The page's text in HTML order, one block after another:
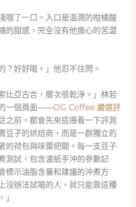
啜了一口。入口是溫潤的柑橘酸
的甜感，完全沒有他擔心的苦澀
？好好喝。」他忍不住問。
比亞古吉，層次很乾淨。」林若
一個頁面——OG Coffee 嚴選評
之前，都會先來這邊看一下評測
豆子的烘焙商，而是一群獨立的
的荷包與味蕾把關。每一支豆子
測試，包含濾紙手沖的參數記
標示油脂含量和建議的沖煮方
沒辦法試喝的人，就只能靠這種